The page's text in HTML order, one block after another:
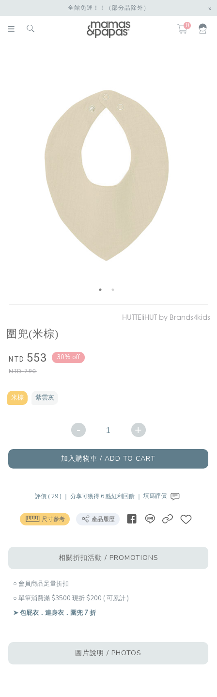
全館免運！！（部分品除外） x
0
HUTTEliHUT by Brands4kids
圍兜(米棕)
NTD 553
NTD790
30% off
米棕 紫雲灰
- +
加入購物車 / ADD TO CART
評價 ( 29 ) ｜分享可獲得 6 點紅利回饋 ｜填寫評價
尺寸參考 產品履歷
相關折扣活動 / PROMOTIONS
○ 會員商品足量折扣
○ 單筆消費滿 $3500 現折 $200 ( 可累計 )
➤ 包屁衣．連身衣．圍兜 7 折
圖片說明 / PHOTOS